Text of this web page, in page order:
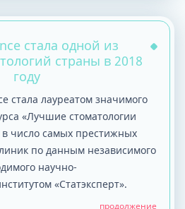
наш диалог
таким образом:
Хворост: - Ой, а вы
ставить пломбу, надо
Я: - Нет, я не знаю, меня
и в
ней визит сказала, что
пломбу,
зуб и установить
стала одной из
страны в 2018
году
стала лауреатом значимого
«Лучшие стоматологии
число самых престижных
по данным независимого
научно-
«Статэксперт».
продолжение